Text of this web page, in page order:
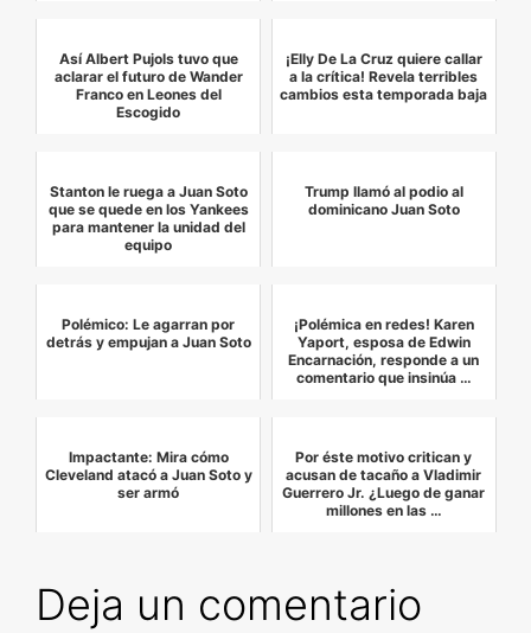
Así Albert Pujols tuvo que
aclarar el futuro de Wander
Franco en Leones del
Escogido
¡Elly De La Cruz quiere callar
a la crítica! Revela terribles
cambios esta temporada baja
Stanton le ruega a Juan Soto
que se quede en los Yankees
para mantener la unidad del
equipo
Trump llamó al podio al
dominicano Juan Soto
Polémico: Le agarran por
detrás y empujan a Juan Soto
¡Polémica en redes! Karen
Yaport, esposa de Edwin
Encarnación, responde a un
comentario que insinúa …
Impactante: Mira cómo
Cleveland atacó a Juan Soto y
ser armó
Por éste motivo critican y
acusan de tacaño a Vladimir
Guerrero Jr. ¿Luego de ganar
millones en las …
Deja un comentario